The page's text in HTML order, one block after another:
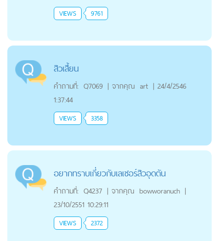
VIEWS 9761
สิวเสี้ยน
คำถามที่: Q7069 | จากคุณ art | 24/4/2546
1:37:44
VIEWS 3358
อยากทราบเกี่ยวกับเลเซอร์สิวอุดตัน
คำถามที่: Q4237 | จากคุณ bowworanuch |
23/10/2551 10:29:11
VIEWS 2372